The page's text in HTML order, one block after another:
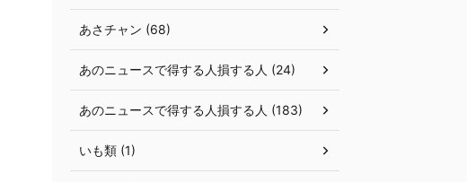
あさチャン (68)
あのニュースで得する人損する人 (24)
あのニュースで得する人損する人 (183)
いも類 (1)